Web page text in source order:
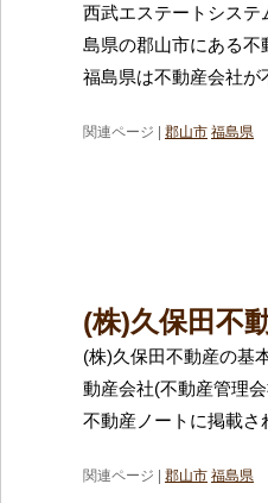
西武エステートシス
島県の郡山市にある
福島県は不動産会社
関連ページ | 郡山市 福島県
(株)久保田不
(株)久保田不動産の基
動産会社(不動産管理
不動産ノートに掲載さ
関連ページ | 郡山市 福島県